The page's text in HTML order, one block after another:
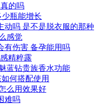
的吗
瓶能增长
动吗 是不是脱衣服的那种
感觉
有伤害 备孕能用吗
精粹露
蓝钻贵族香水功能
何搭配使用
么用效果好
难吗